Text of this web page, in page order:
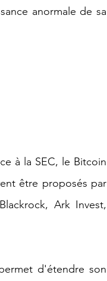
anormale de sa
à la SEC, le Bitcoin
être proposés par
Ark Invest,
d'étendre son